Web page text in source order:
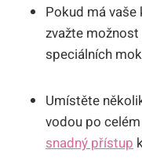
Pokud má
zvažte
speciálních
Umístěte
vodou po
snadný přístup